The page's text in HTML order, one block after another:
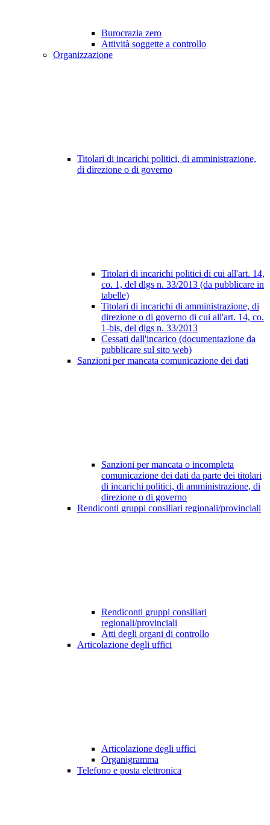
Burocrazia zero
Attività soggette a controllo
Organizzazione
Titolari di incarichi politici, di amministrazione,
di direzione o di governo
Titolari di incarichi politici di cui all'art. 14,
co. 1, del dlgs n. 33/2013 (da pubblicare in
tabelle)
Titolari di incarichi di amministrazione, di
direzione o di governo di cui all'art. 14, co.
1-bis, del dlgs n. 33/2013
Cessati dall'incarico (documentazione da
pubblicare sul sito web)
Sanzioni per mancata comunicazione dei dati
Sanzioni per mancata o incompleta
comunicazione dei dati da parte dei titolari
di incarichi politici, di amministrazione, di
direzione o di governo
Rendiconti gruppi consiliari regionali/provinciali
Rendiconti gruppi consiliari
regionali/provinciali
Atti degli organi di controllo
Articolazione degli uffici
Articolazione degli uffici
Organigramma
Telefono e posta elettronica